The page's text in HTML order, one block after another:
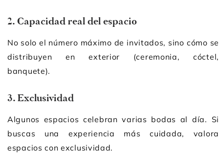
2. Capacidad real del espacio
No solo el número máximo de invitados, sino cómo se
distribuyen en exterior (ceremonia, cóctel,
banquete).
3. Exclusividad
Algunos espacios celebran varias bodas al día. Si
buscas una experiencia más cuidada, valora
espacios con exclusividad.